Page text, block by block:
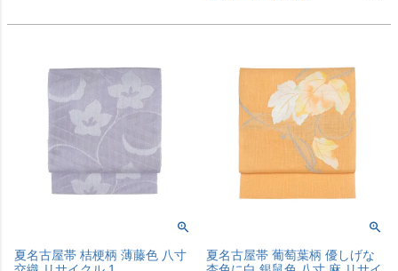
夏名古屋帯 桔梗柄 薄藤色 八寸
夏名古屋帯 葡萄葉柄 優しげな